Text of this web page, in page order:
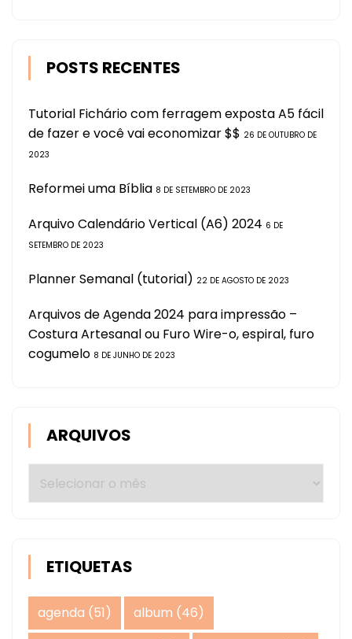
POSTS RECENTES
Tutorial Fichário com ferragem exposta A5 fácil
de fazer e você vai economizar $$ 26 DE OUTUBRO DE
2023
Reformei uma Bíblia 8 DE SETEMBRO DE 2023
Arquivo Calendário Vertical (A6) 2024 6 DE
SETEMBRO DE 2023
Planner Semanal (tutorial) 22 DE AGOSTO DE 2023
Arquivos de Agenda 2024 para impressão –
Costura Artesanal ou Furo Wire-o, espiral, furo
cogumelo 8 DE JUNHO DE 2023
ARQUIVOS
Arquivos
ETIQUETAS
agenda (51) album (46)